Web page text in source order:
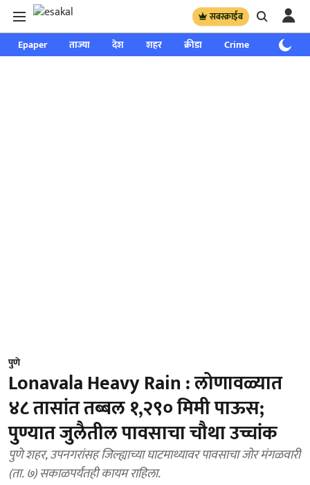
सबस्क्राईब
Epaper ताज्या देश शहर क्रीडा Crime साप्ताहिक
पुणे
Lonavala Heavy Rain : लोणावळ्यात
४८ तासांत तब्बल १,२९० मिमी पाऊस;
पुण्यात जुलैतील पावसाचा चौथा उच्चांक
पुणे शहर, उपनगरांसह जिल्ह्याच्या घाटमाथ्यावर पावसाचा जोर मंगळवारी
(ता. ७) सकाळपर्यंतही कायम राहिला.